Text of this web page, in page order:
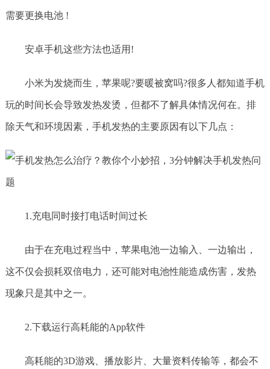
需要更换电池 !
安卓手机这些方法也适用!
小米为发烧而生，苹果呢?要暖被窝吗?很多人都知道手机
玩的时间长会导致发热发烫，但都不了解具体情况何在。排
除天气和环境因素，手机发热的主要原因有以下几点：
1.充电同时接打电话时间过长
由于在充电过程当中，苹果电池一边输入、一边输出，
这不仅会损耗双倍电力，还可能对电池性能造成伤害，发热
现象只是其中之一。
2.下载运行高耗能的App软件
高耗能的3D游戏、播放影片、大量资料传输等，都会不